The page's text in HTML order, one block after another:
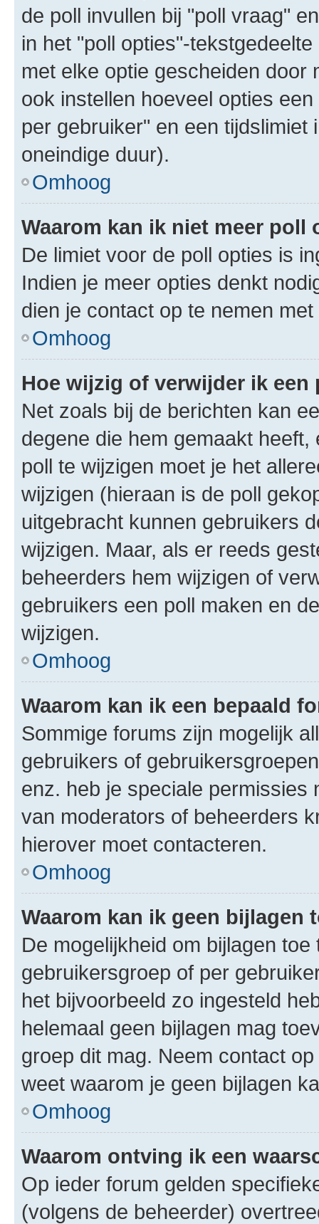
de poll invullen bij "poll vraag"
in het "poll opties"-
met elke optie gescheiden door
ook instellen hoeveel opties
per gebruiker" en een
oneindige duur).
Omhoog
Waarom kan ik niet meer poll
De limiet voor de poll opties is
Indien je meer opties denkt
dien je contact op te nemen
Omhoog
Hoe wijzig of verwijder ik een
Net zoals bij de berichten kan
degene die hem gemaakt
poll te wijzigen moet je het
wijzigen (hieraan is de poll
uitgebracht kunnen gebruikers
wijzigen. Maar, als er reeds
beheerders hem wijzigen of
gebruikers een poll maken en
wijzigen.
Omhoog
Waarom kan ik een bepaald
Sommige forums zijn mogelijk
gebruikers of
enz. heb je speciale permissies
van moderators of beheerders
hierover moet contacteren.
Omhoog
Waarom kan ik geen bijlagen
De mogelijkheid om bijlagen
gebruikersgroep of per
het bijvoorbeeld zo ingesteld
helemaal geen bijlagen mag
groep dit mag. Neem contact
weet waarom je geen bijlagen
Omhoog
Waarom ontving ik een
Op ieder forum gelden
(volgens de beheerder)